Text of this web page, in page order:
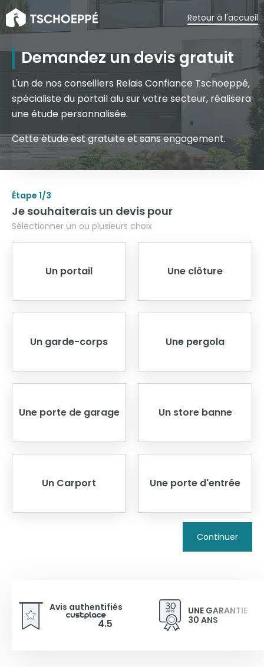
Retour à l'accueil
Demandez un devis gratuit
L'un de nos conseillers Relais Confiance Tschoeppé,
spécialiste du portail alu sur votre secteur, réalisera
une étude personnalisée.
Cette étude est gratuite et sans engagement.
Étape 1/3
Je souhaiterais un devis pour
Sélectionner un ou plusieurs choix
Un portail Une clôture
Un garde-corps Une pergola
Une porte de garage Un store banne
Un Carport Une porte d'entrée
Continuer
Avis authentifiés
4.5
UNE GARANTIE
30 ANS